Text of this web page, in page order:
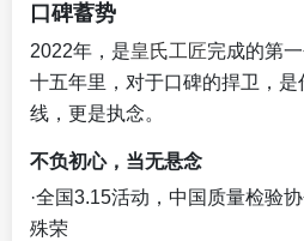
口碑蓄势
2022年，是皇氏工匠完成的第
十五年里，对于口碑的捍卫，
线，更是执念。
不负初心，当无悬念
·全国3.15活动，中国质量检验
殊荣